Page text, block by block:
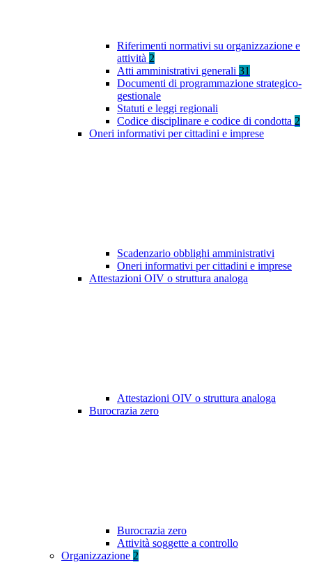
Riferimenti normativi su organizzazione e
attività 2
Atti amministrativi generali 31
Documenti di programmazione strategico-
gestionale
Statuti e leggi regionali
Codice disciplinare e codice di condotta 2
Oneri informativi per cittadini e imprese
Scadenzario obblighi amministrativi
Oneri informativi per cittadini e imprese
Attestazioni OIV o struttura analoga
Attestazioni OIV o struttura analoga
Burocrazia zero
Burocrazia zero
Attività soggette a controllo
Organizzazione 2